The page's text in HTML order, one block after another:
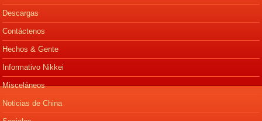
Descargas
Contáctenos
Hechos & Gente
Informativo Nikkei
Misceláneos
Noticias de China